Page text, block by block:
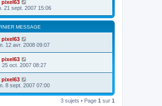
pixel63
21 sept. 2007 15:06
MESSAGE
pixel63
12 avr. 2008 09:07
pixel63
25 oct. 2007 08:27
pixel63
8 sept. 2007 07:00
3 sujets • Page 1 sur 1